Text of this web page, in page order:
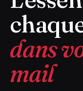
dans
mail